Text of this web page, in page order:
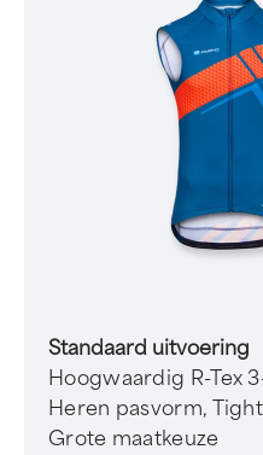
Standaard uitvoering
Hoogwaardig R-Tex
Heren pasvorm,
Grote maatkeuze